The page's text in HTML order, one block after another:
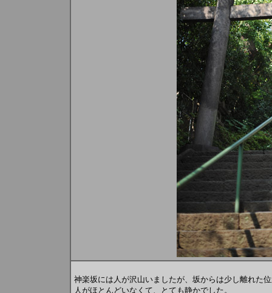
神楽坂には人が沢山いましたが、坂からは少し離れた
人がほとんどいなくて、とても静かでした。